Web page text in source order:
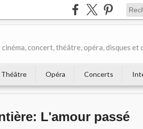
concert, théâtre, opéra, disques et
Théâtre Opéra Concerts
L'amour passé